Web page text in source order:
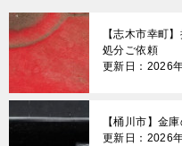
ゲ
ー
シ
ョ
【志木市幸町
処分ご依頼
更新日：2026
【桶川市】金
更新日：2026